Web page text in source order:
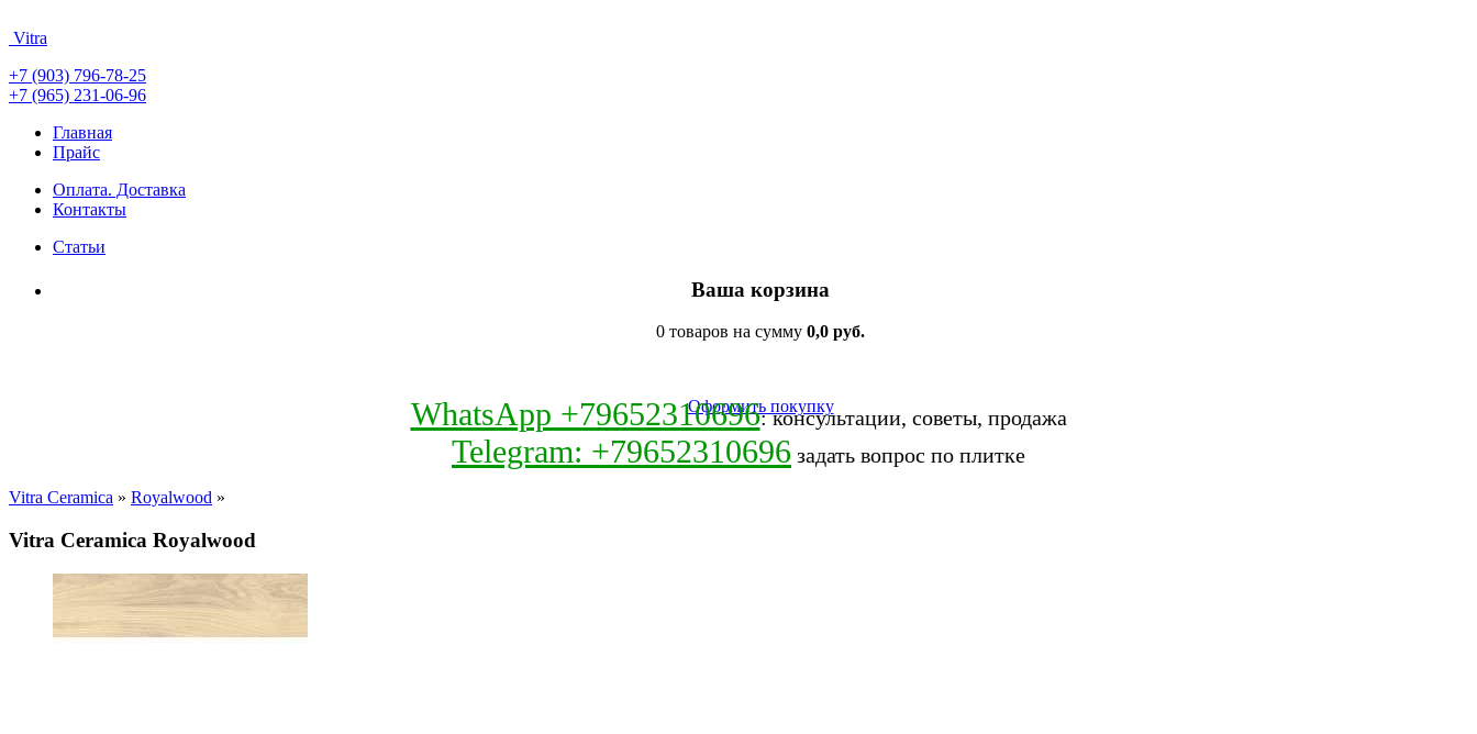
Vitra
+7 (903) 796-78-25
+7 (965) 231-06-96
Главная
Прайс
Оплата. Доставка
Контакты
Статьи
Ваша корзина
0 товаров на сумму 0,0 руб.
Оформить покупку
WhatsApp +79652310696: консультации, советы, продажа
Telegram: +79652310696 задать вопрос по плитке
Vitra Ceramica » Royalwood »
Vitra Ceramica Royalwood